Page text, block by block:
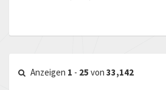
Anzeigen 1 - 25 von 33,142